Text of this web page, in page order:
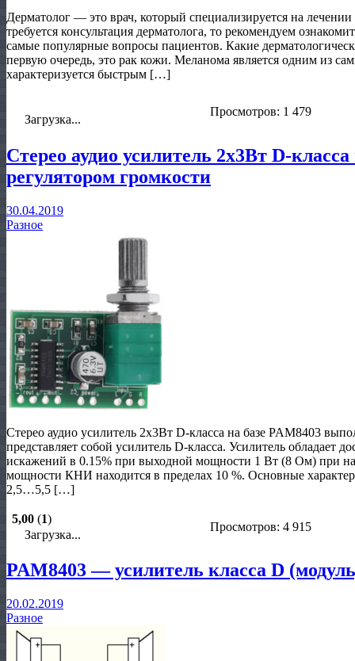
Дерматолог — это врач, который специализируется на
требуется консультация дерматолога, то рекомендуем
самые популярные вопросы пациентов. Какие
первую очередь, это рак кожи. Меланома является одним из
характеризуется быстрым […]
Загрузка...
Просмотров: 1 479
Стерео аудио усилитель 2х3Вт D-
регулятором громкости
30.04.2019
Разное
Стерео аудио усилитель 2х3Вт D-класса на базе PAM8403
представляет собой усилитель D-класса. Усилитель обладает
искажений в 0.15% при выходной мощности 1 Вт (8 Ом) при
мощности КНИ находится в пределах 10 %. Основные
2,5…5,5 […]
5,00 (1)
Загрузка...
Просмотров: 4 915
PAM8403 — усилитель класса D
20.02.2019
Разное